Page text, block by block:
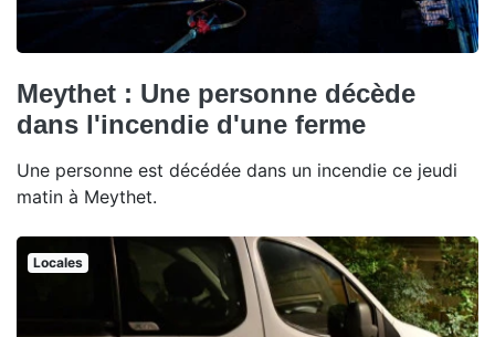
Meythet : Une personne décède
dans l'incendie d'une ferme
Une personne est décédée dans un incendie ce jeudi
matin à Meythet.
Locales